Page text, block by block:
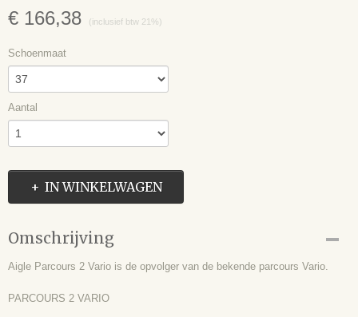
€ 166,38 (inclusief btw 21%)
Schoenmaat
Aantal
IN WINKELWAGEN
Omschrijving
Aigle Parcours 2 Vario is de opvolger van de bekende parcours Vario.
PARCOURS 2 VARIO